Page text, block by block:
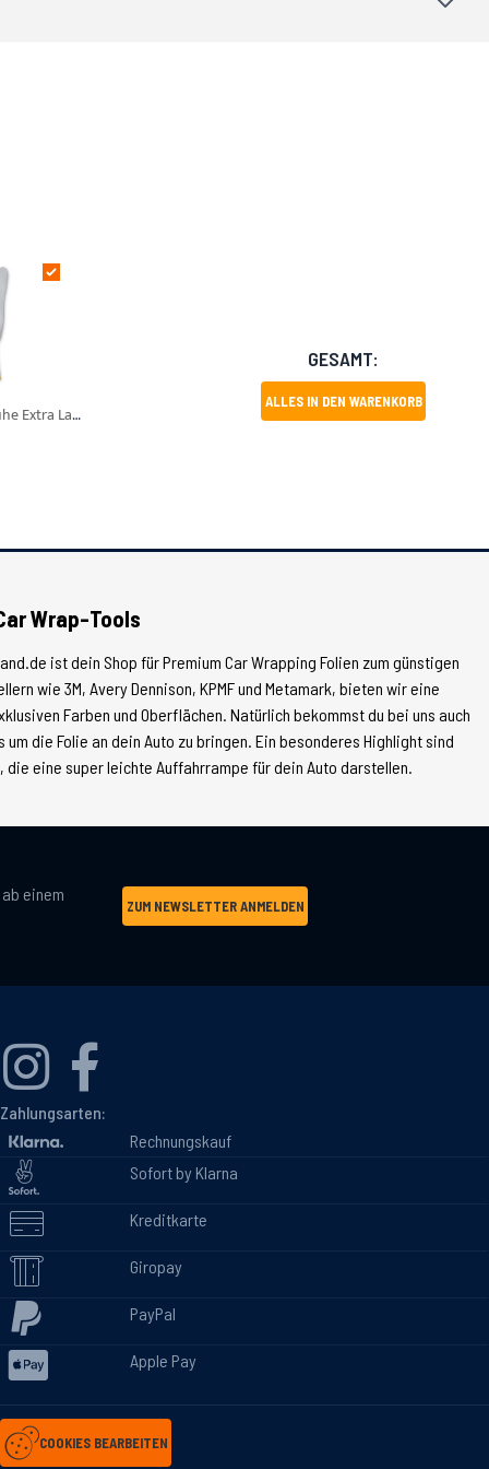
SOTT Verklebehandschuhe Extra Large
ALLES IN DEN WARENKORB
GESAMT:
Wrap-Tools
ist dein Shop für Premium Car Wrapping Folien zum günstigen
wie 3M, Avery Dennison, KPMF und Metamark, bieten wir eine
Farben und Oberflächen. Natürlich bekommst du bei uns auch
um die Folie an dein Auto zu bringen. Ein besonderes Highlight sind
die eine super leichte Auffahrrampe für dein Auto darstellen.
einem
ZUM NEWSLETTER ANMELDEN
Zahlungsarten:
Rechnungskauf
Sofort by Klarna
Kreditkarte
Giropay
PayPal
Apple Pay
COOKIES BEARBEITEN